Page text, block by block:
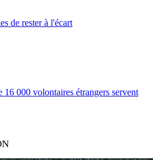
de rester à l'écart
000 volontaires étrangers servent